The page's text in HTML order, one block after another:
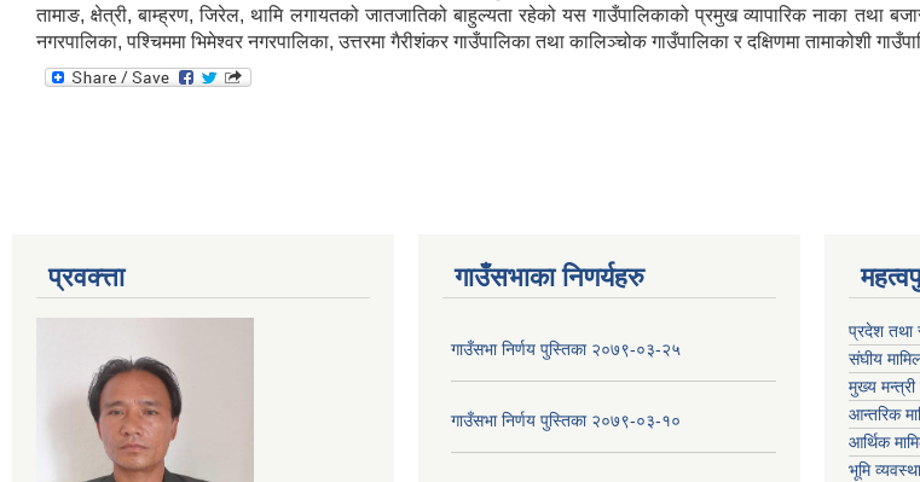
तामाङ, क्षेत्री, बाम्ह्रण, जिरेल, थामि लगायतको जातजातिको बाहुल्यता रहेको यस गाउँपालिकाको प्रमुख व्यापारिक नाका तथा
नगरपालिका, पश्चिममा भिमेश्वर नगरपालिका, उत्तरमा गैरीशंकर गाउँपालिका तथा कालिञ्चोक गाउँपालिका र दक्षिणमा तामाकोशी
प्रवक्त्ता गाउँसभाका निणर्यहरु
गाउँसभा निर्णय पुस्तिका २०७९-०३-२५
गाउँसभा निर्णय पुस्तिका २०७९-०३-१०
प्रदेश तथा
संघीय
मुख्य मन्त्री
आन्तरिक
आर्थिक
भूमि